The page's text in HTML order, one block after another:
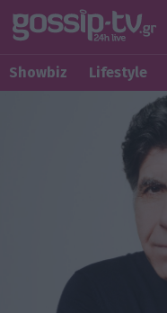
Showbiz Lifestyle